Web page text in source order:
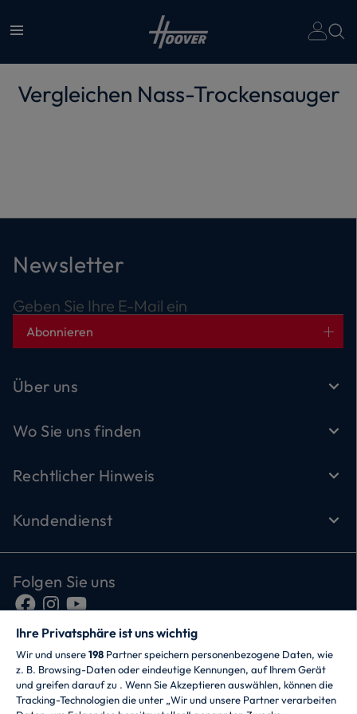
Vergleichen Nass-Trockensauger
Newsletter
Geben Sie Ihre E-Mail ein
Abonnieren
Über uns
Wo Sie uns finden
Rechtlicher Hinweis
Kundendienst
Folgen Sie uns
Ihre Privatsphäre ist uns wichtig
Wir und unsere198 Partner speichern personenbezogene Daten, wie
z. B. Browsing-Daten oder eindeutige Kennungen, auf Ihrem Gerät
und greifen darauf zu . Wenn Sie Akzeptieren auswählen, können die
Tracking-Technologien die unter „Wir und unsere Partner verarbeiten